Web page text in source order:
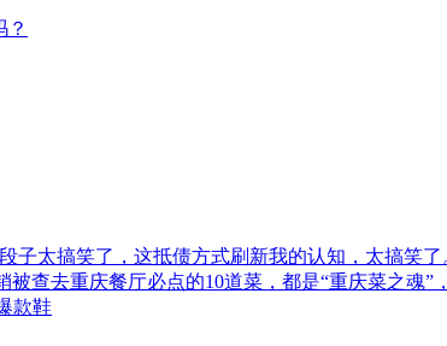
？
子太搞笑了，这抵债方式刷新我的认知，太搞笑了
查去重庆餐厅必点的10道菜，都是“重庆菜之魂”
款鞋